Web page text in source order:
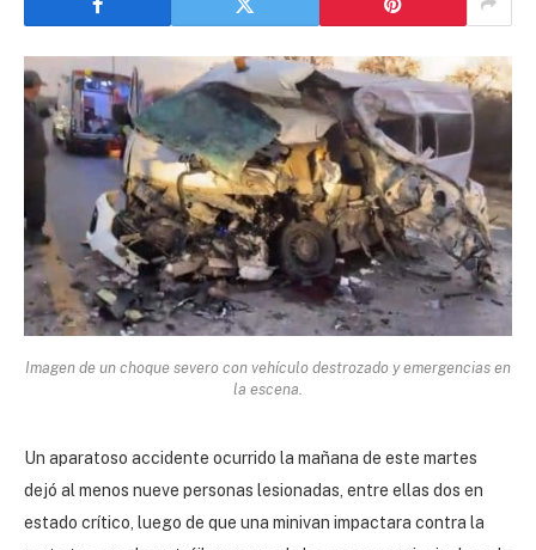
Imagen de un choque severo con vehículo destrozado y emergencias en
la escena.
Un aparatoso accidente ocurrido la mañana de este martes
dejó al menos nueve personas lesionadas, entre ellas dos en
estado crítico, luego de que una minivan impactara contra la